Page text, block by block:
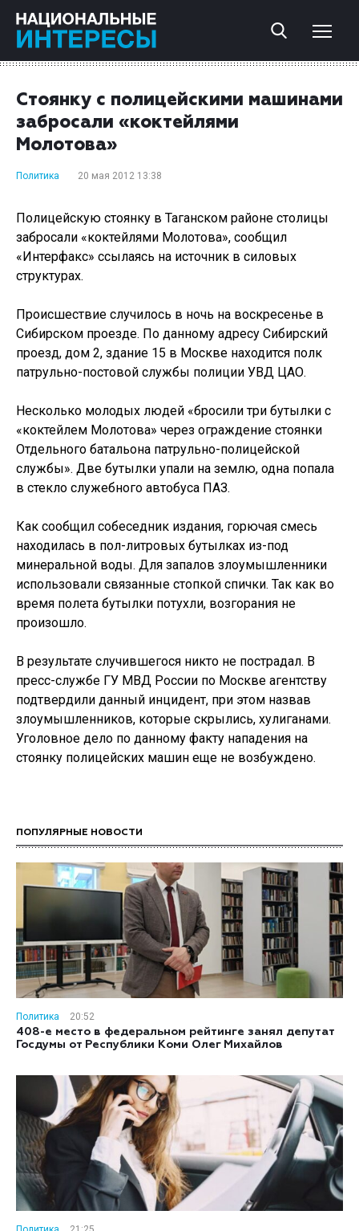
Стоянку с полицейскими машинами
забросали «коктейлями
Молотова»
Политика 20 мая 2012 13:38
Полицейскую стоянку в Таганском районе столицы
забросали «коктейлями Молотова», сообщил
«Интерфакс» ссылаясь на источник в силовых
структурах.
Происшествие случилось в ночь на воскресенье в
Сибирском проезде. По данному адресу Сибирский
проезд, дом 2, здание 15 в Москве находится полк
патрульно-постовой службы полиции УВД ЦАО.
Несколько молодых людей «бросили три бутылки с
«коктейлем Молотова» через ограждение стоянки
Отдельного батальона патрульно-полицейской
службы». Две бутылки упали на землю, одна попала
в стекло служебного автобуса ПАЗ.
Как сообщил собеседник издания, горючая смесь
находилась в пол-литровых бутылках из-под
минеральной воды. Для запалов злоумышленники
использовали связанные стопкой спички. Так как во
время полета бутылки потухли, возгорания не
произошло.
В результате случившегося никто не пострадал. В
пресс-службе ГУ МВД России по Москве агентству
подтвердили данный инцидент, при этом назвав
злоумышленников, которые скрылись, хулиганами.
Уголовное дело по данному факту нападения на
стоянку полицейских машин еще не возбуждено.
ПОПУЛЯРНЫЕ НОВОСТИ
Политика
20:52
408-е место в федеральном рейтинге занял депутат
Госдумы от Республики Коми Олег Михайлов